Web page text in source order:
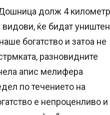
Дошница долж 4
ќе бидат
богатство и затоа не
разновидните
апис мелифера
по течението на
е непроценливо и